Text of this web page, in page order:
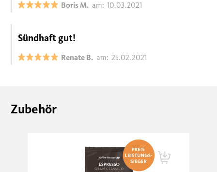
Boris M. am: 10.03.2021
Renate B. am: 25.02.2021
Sündhaft gut!
Zubehör